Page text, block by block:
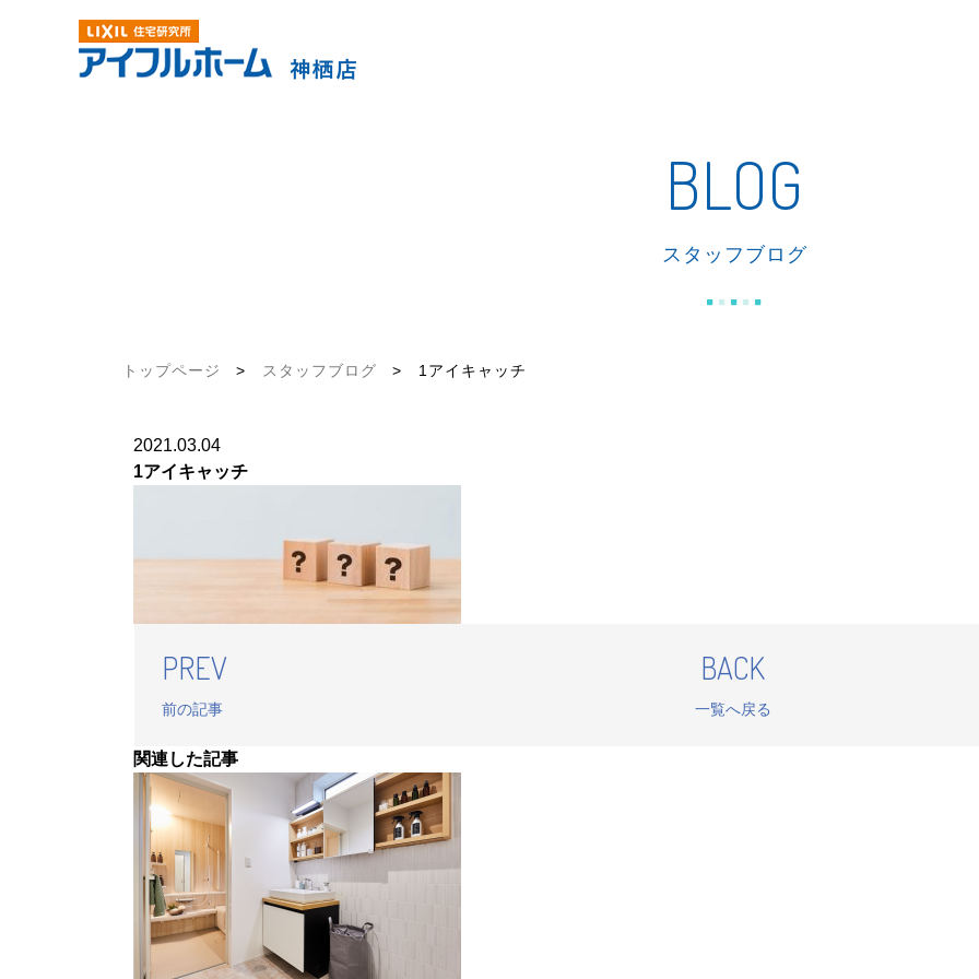
BLOG
スタッフブログ
トップページ > スタッフブログ > 1アイキャッチ
2021.03.04
1アイキャッチ
PREV
前の記事
BACK
一覧へ戻る
関連した記事